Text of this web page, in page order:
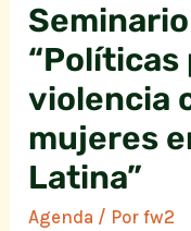
“Políticas
violencia
mujeres
Latina”
Agenda / Porfw2